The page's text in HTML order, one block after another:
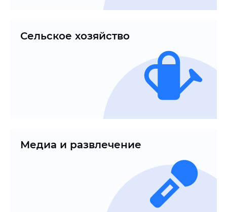
Сельское хозяйство
Медиа и развлечение